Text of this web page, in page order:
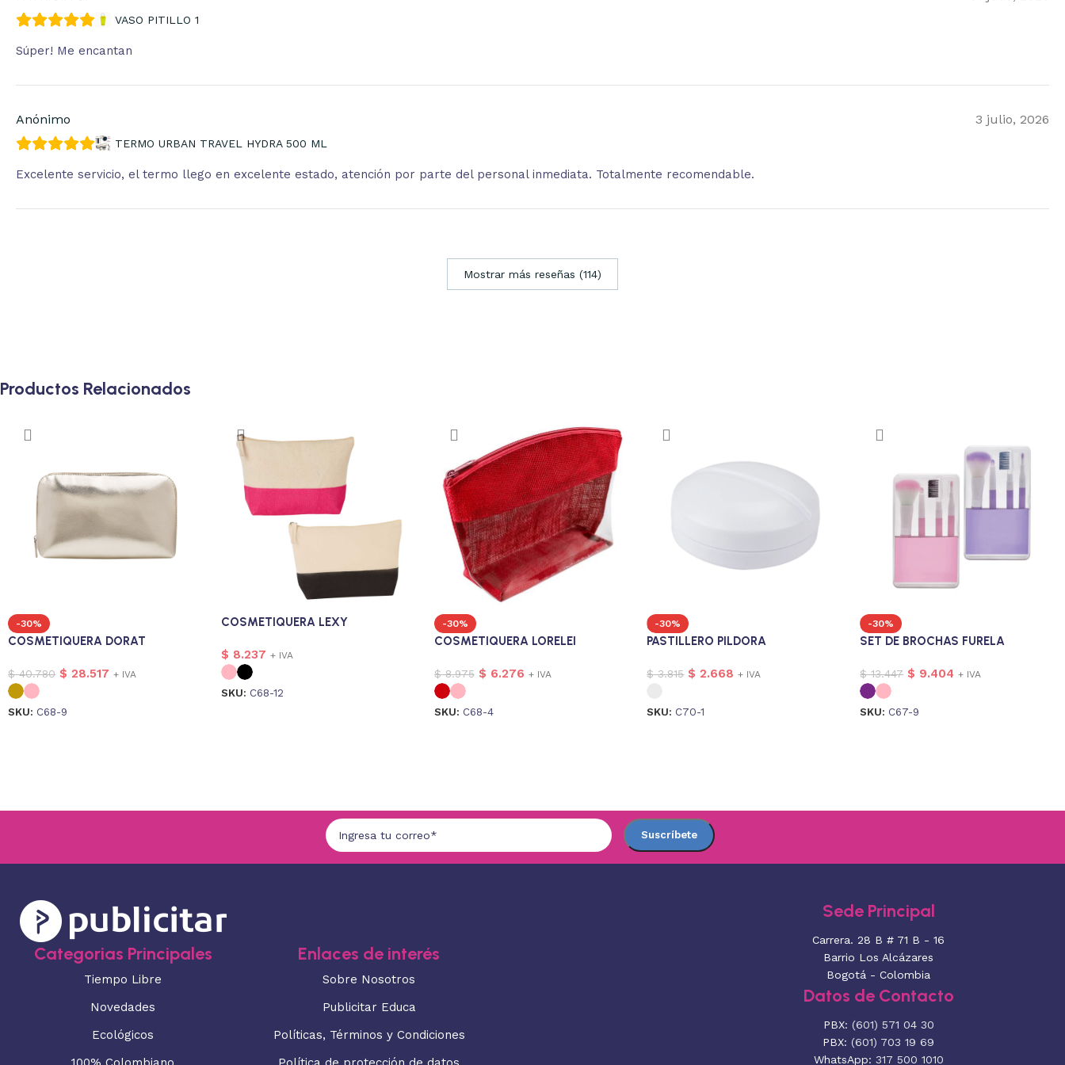
VASO PITILLO 1
Súper! Me encantan
Anónimo 3 julio, 2026
TERMO URBAN TRAVEL HYDRA 500 ML
Excelente servicio, el termo llego en excelente estado, atención por parte del personal inmediata. Totalmente recomendable.
Mostrar más reseñas (114)
Productos Relacionados
-30%
COSMETIQUERA DORAT
$40.780 $ 28.517 + IVA
SKU: C68-9
COSMETIQUERA LEXY
$ 8.237 + IVA
SKU: C68-12
-30%
COSMETIQUERA LORELEI
$8.975 $ 6.276 + IVA
SKU: C68-4
-30%
PASTILLERO PILDORA
$3.815 $ 2.668 + IVA
SKU: C70-1
-30%
SET DE BROCHAS FURELA
$13.447 $ 9.404 + IVA
SKU: C67-9
Categorias Principales
Tiempo Libre
Novedades
Ecológicos
Enlaces de interés
Sobre Nosotros
Publicitar Educa
Políticas, Términos y Condiciones
Sede Principal
Carrera. 28 B # 71 B - 16
Barrio Los Alcázares
Bogotá - Colombia
Datos de Contacto
PBX: (601) 571 04 30
PBX: (601) 703 19 69
WhatsApp: 317 500 1010